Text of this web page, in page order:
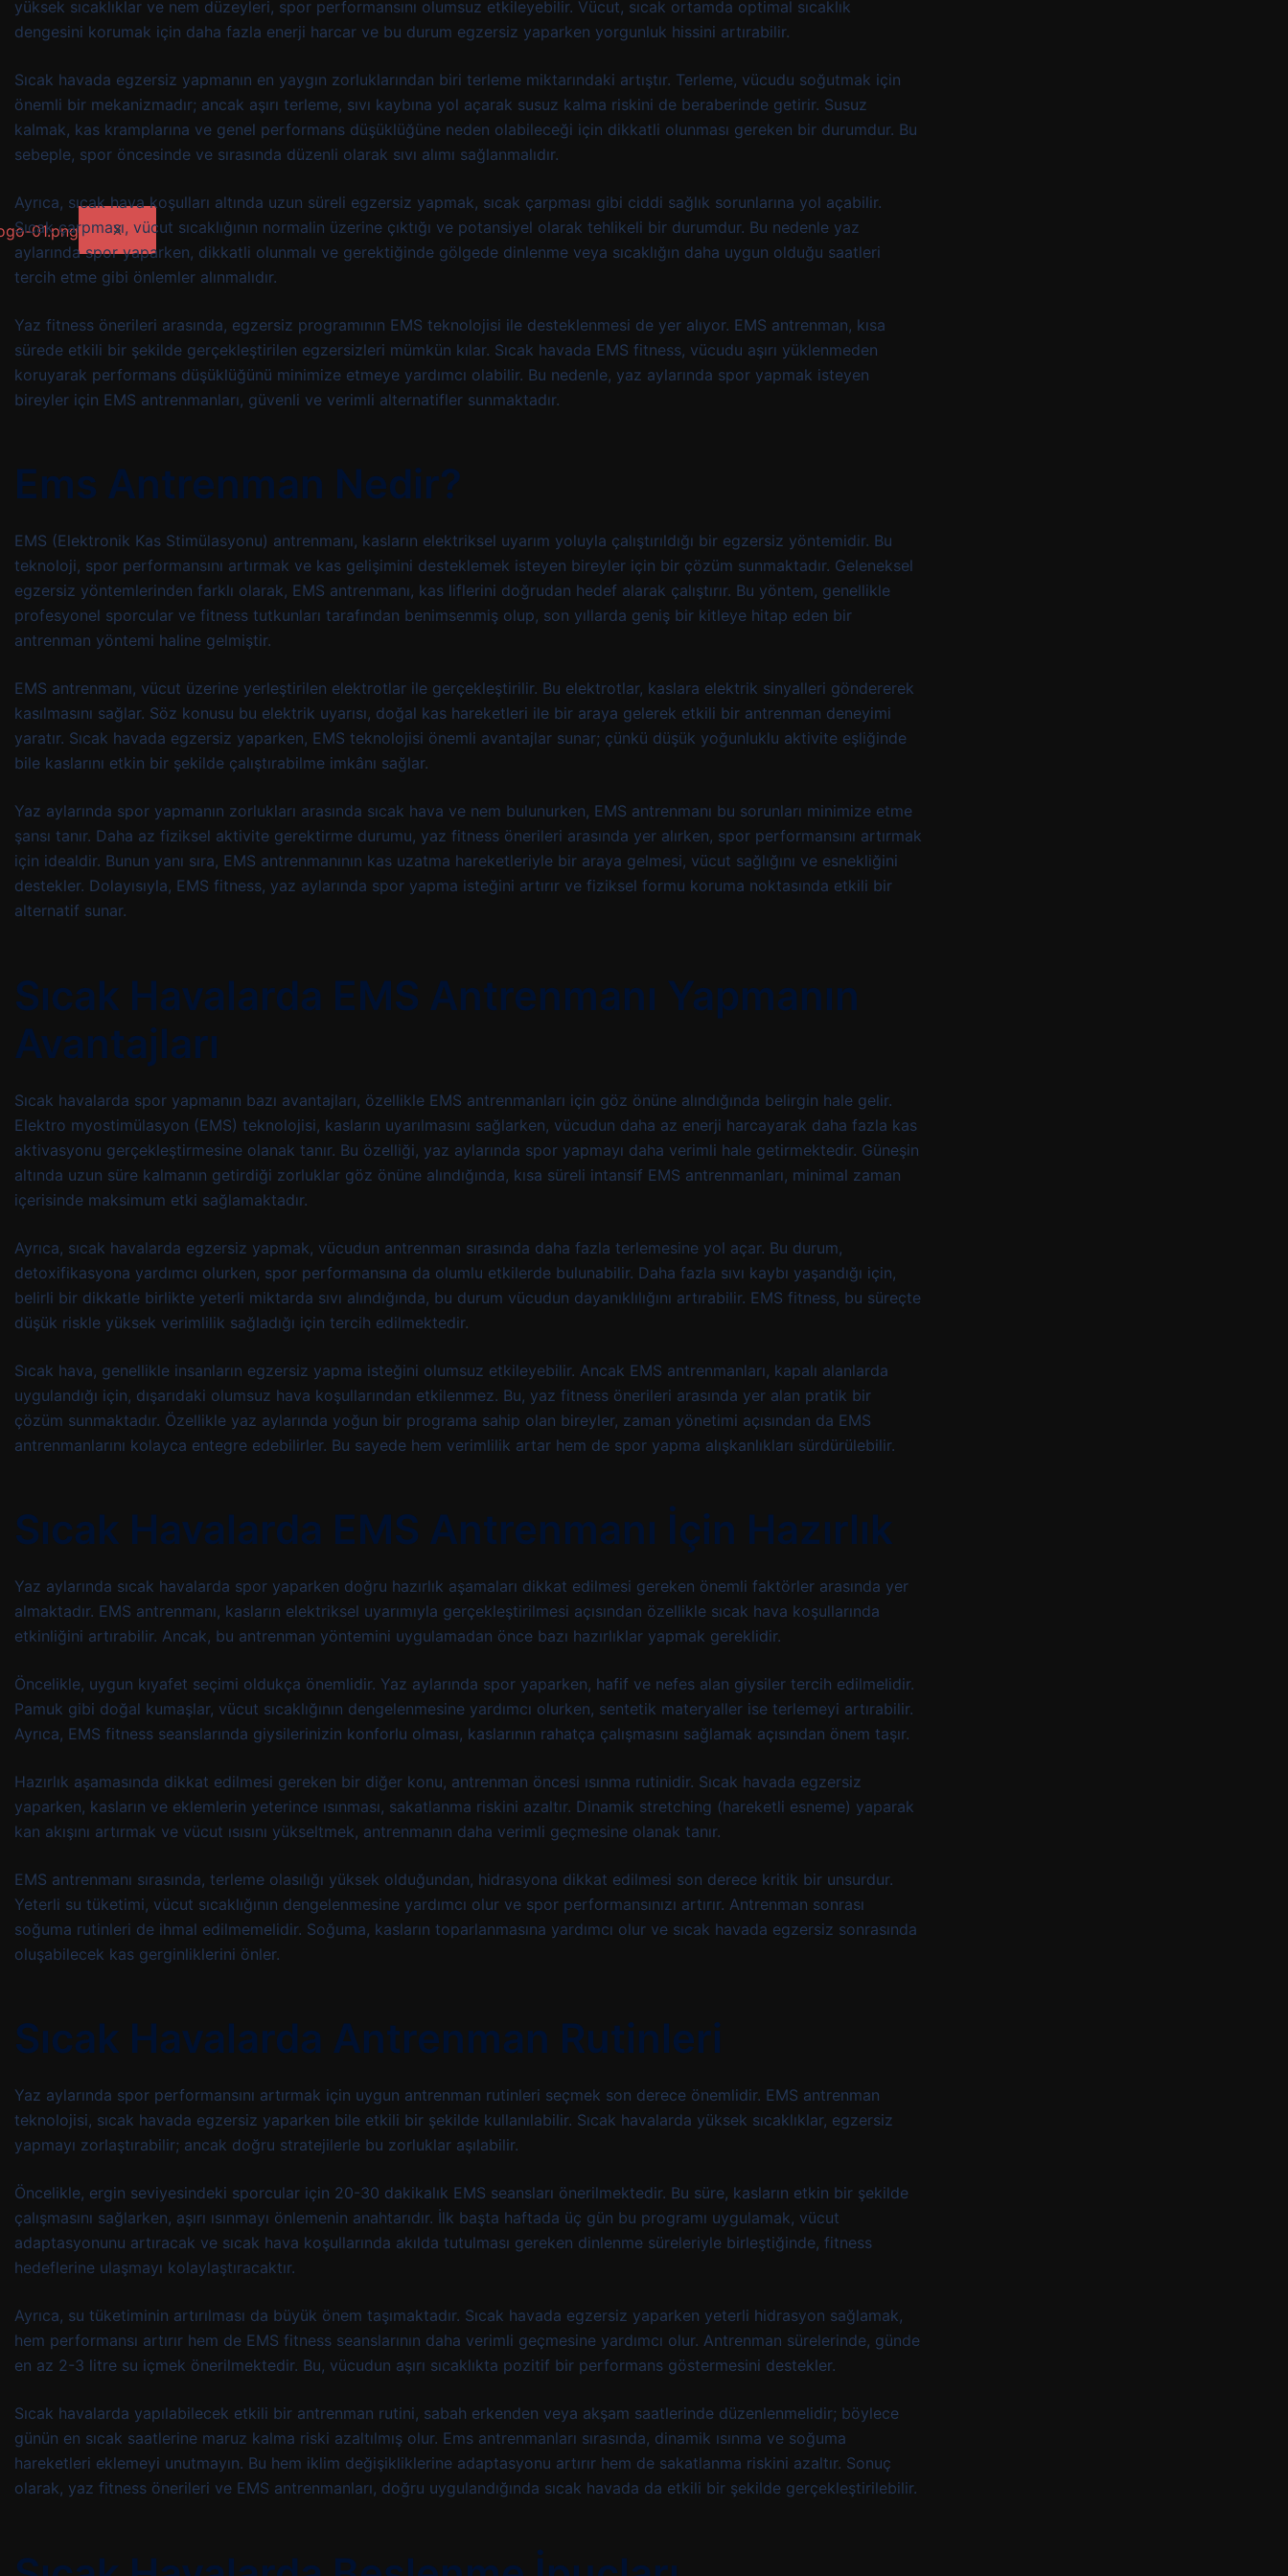
X
yüksek sıcaklıklar ve nem düzeyleri, spor performansını olumsuz etkileyebilir. Vücut, sıcak ortamda optimal sıcaklık
dengesini korumak için daha fazla enerji harcar ve bu durum egzersiz yaparken yorgunluk hissini artırabilir.
Sıcak havada egzersiz yapmanın en yaygın zorluklarından biri terleme miktarındaki artıştır. Terleme, vücudu soğutmak için
önemli bir mekanizmadır; ancak aşırı terleme, sıvı kaybına yol açarak susuz kalma riskini de beraberinde getirir. Susuz
kalmak, kas kramplarına ve genel performans düşüklüğüne neden olabileceği için dikkatli olunması gereken bir durumdur. Bu
sebeple, spor öncesinde ve sırasında düzenli olarak sıvı alımı sağlanmalıdır.
Ayrıca, sıcak hava koşulları altında uzun süreli egzersiz yapmak, sıcak çarpması gibi ciddi sağlık sorunlarına yol açabilir.
Sıcak çarpması, vücut sıcaklığının normalin üzerine çıktığı ve potansiyel olarak tehlikeli bir durumdur. Bu nedenle yaz
aylarında spor yaparken, dikkatli olunmalı ve gerektiğinde gölgede dinlenme veya sıcaklığın daha uygun olduğu saatleri
tercih etme gibi önlemler alınmalıdır.
Yaz fitness önerileri arasında, egzersiz programının EMS teknolojisi ile desteklenmesi de yer alıyor. EMS antrenman, kısa
sürede etkili bir şekilde gerçekleştirilen egzersizleri mümkün kılar. Sıcak havada EMS fitness, vücudu aşırı yüklenmeden
koruyarak performans düşüklüğünü minimize etmeye yardımcı olabilir. Bu nedenle, yaz aylarında spor yapmak isteyen
bireyler için EMS antrenmanları, güvenli ve verimli alternatifler sunmaktadır.
Ems Antrenman Nedir?
EMS (Elektronik Kas Stimülasyonu) antrenmanı, kasların elektriksel uyarım yoluyla çalıştırıldığı bir egzersiz yöntemidir. Bu
teknoloji, spor performansını artırmak ve kas gelişimini desteklemek isteyen bireyler için bir çözüm sunmaktadır. Geleneksel
egzersiz yöntemlerinden farklı olarak, EMS antrenmanı, kas liflerini doğrudan hedef alarak çalıştırır. Bu yöntem, genellikle
profesyonel sporcular ve fitness tutkunları tarafından benimsenmiş olup, son yıllarda geniş bir kitleye hitap eden bir
antrenman yöntemi haline gelmiştir.
EMS antrenmanı, vücut üzerine yerleştirilen elektrotlar ile gerçekleştirilir. Bu elektrotlar, kaslara elektrik sinyalleri göndererek
kasılmasını sağlar. Söz konusu bu elektrik uyarısı, doğal kas hareketleri ile bir araya gelerek etkili bir antrenman deneyimi
yaratır. Sıcak havada egzersiz yaparken, EMS teknolojisi önemli avantajlar sunar; çünkü düşük yoğunluklu aktivite eşliğinde
bile kaslarını etkin bir şekilde çalıştırabilme imkânı sağlar.
Yaz aylarında spor yapmanın zorlukları arasında sıcak hava ve nem bulunurken, EMS antrenmanı bu sorunları minimize etme
şansı tanır. Daha az fiziksel aktivite gerektirme durumu, yaz fitness önerileri arasında yer alırken, spor performansını artırmak
için idealdir. Bunun yanı sıra, EMS antrenmanının kas uzatma hareketleriyle bir araya gelmesi, vücut sağlığını ve esnekliğini
destekler. Dolayısıyla, EMS fitness, yaz aylarında spor yapma isteğini artırır ve fiziksel formu koruma noktasında etkili bir
alternatif sunar.
Sıcak Havalarda EMS Antrenmanı Yapmanın
Avantajları
Sıcak havalarda spor yapmanın bazı avantajları, özellikle EMS antrenmanları için göz önüne alındığında belirgin hale gelir.
Elektro myostimülasyon (EMS) teknolojisi, kasların uyarılmasını sağlarken, vücudun daha az enerji harcayarak daha fazla kas
aktivasyonu gerçekleştirmesine olanak tanır. Bu özelliği, yaz aylarında spor yapmayı daha verimli hale getirmektedir. Güneşin
altında uzun süre kalmanın getirdiği zorluklar göz önüne alındığında, kısa süreli intansif EMS antrenmanları, minimal zaman
içerisinde maksimum etki sağlamaktadır.
Ayrıca, sıcak havalarda egzersiz yapmak, vücudun antrenman sırasında daha fazla terlemesine yol açar. Bu durum,
detoxifikasyona yardımcı olurken, spor performansına da olumlu etkilerde bulunabilir. Daha fazla sıvı kaybı yaşandığı için,
belirli bir dikkatle birlikte yeterli miktarda sıvı alındığında, bu durum vücudun dayanıklılığını artırabilir. EMS fitness, bu süreçte
düşük riskle yüksek verimlilik sağladığı için tercih edilmektedir.
Sıcak hava, genellikle insanların egzersiz yapma isteğini olumsuz etkileyebilir. Ancak EMS antrenmanları, kapalı alanlarda
uygulandığı için, dışarıdaki olumsuz hava koşullarından etkilenmez. Bu, yaz fitness önerileri arasında yer alan pratik bir
çözüm sunmaktadır. Özellikle yaz aylarında yoğun bir programa sahip olan bireyler, zaman yönetimi açısından da EMS
antrenmanlarını kolayca entegre edebilirler. Bu sayede hem verimlilik artar hem de spor yapma alışkanlıkları sürdürülebilir.
Sıcak Havalarda EMS Antrenmanı İçin Hazırlık
Yaz aylarında sıcak havalarda spor yaparken doğru hazırlık aşamaları dikkat edilmesi gereken önemli faktörler arasında yer
almaktadır. EMS antrenmanı, kasların elektriksel uyarımıyla gerçekleştirilmesi açısından özellikle sıcak hava koşullarında
etkinliğini artırabilir. Ancak, bu antrenman yöntemini uygulamadan önce bazı hazırlıklar yapmak gereklidir.
Öncelikle, uygun kıyafet seçimi oldukça önemlidir. Yaz aylarında spor yaparken, hafif ve nefes alan giysiler tercih edilmelidir.
Pamuk gibi doğal kumaşlar, vücut sıcaklığının dengelenmesine yardımcı olurken, sentetik materyaller ise terlemeyi artırabilir.
Ayrıca, EMS fitness seanslarında giysilerinizin konforlu olması, kaslarının rahatça çalışmasını sağlamak açısından önem taşır.
Hazırlık aşamasında dikkat edilmesi gereken bir diğer konu, antrenman öncesi ısınma rutinidir. Sıcak havada egzersiz
yaparken, kasların ve eklemlerin yeterince ısınması, sakatlanma riskini azaltır. Dinamik stretching (hareketli esneme) yaparak
kan akışını artırmak ve vücut ısısını yükseltmek, antrenmanın daha verimli geçmesine olanak tanır.
EMS antrenmanı sırasında, terleme olasılığı yüksek olduğundan, hidrasyona dikkat edilmesi son derece kritik bir unsurdur.
Yeterli su tüketimi, vücut sıcaklığının dengelenmesine yardımcı olur ve spor performansınızı artırır. Antrenman sonrası
soğuma rutinleri de ihmal edilmemelidir. Soğuma, kasların toparlanmasına yardımcı olur ve sıcak havada egzersiz sonrasında
oluşabilecek kas gerginliklerini önler.
Sıcak Havalarda Antrenman Rutinleri
Yaz aylarında spor performansını artırmak için uygun antrenman rutinleri seçmek son derece önemlidir. EMS antrenman
teknolojisi, sıcak havada egzersiz yaparken bile etkili bir şekilde kullanılabilir. Sıcak havalarda yüksek sıcaklıklar, egzersiz
yapmayı zorlaştırabilir; ancak doğru stratejilerle bu zorluklar aşılabilir.
Öncelikle, ergin seviyesindeki sporcular için 20-30 dakikalık EMS seansları önerilmektedir. Bu süre, kasların etkin bir şekilde
çalışmasını sağlarken, aşırı ısınmayı önlemenin anahtarıdır. İlk başta haftada üç gün bu programı uygulamak, vücut
adaptasyonunu artıracak ve sıcak hava koşullarında akılda tutulması gereken dinlenme süreleriyle birleştiğinde, fitness
hedeflerine ulaşmayı kolaylaştıracaktır.
Ayrıca, su tüketiminin artırılması da büyük önem taşımaktadır. Sıcak havada egzersiz yaparken yeterli hidrasyon sağlamak,
hem performansı artırır hem de EMS fitness seanslarının daha verimli geçmesine yardımcı olur. Antrenman sürelerinde, günde
en az 2-3 litre su içmek önerilmektedir. Bu, vücudun aşırı sıcaklıkta pozitif bir performans göstermesini destekler.
Sıcak havalarda yapılabilecek etkili bir antrenman rutini, sabah erkenden veya akşam saatlerinde düzenlenmelidir; böylece
günün en sıcak saatlerine maruz kalma riski azaltılmış olur. Ems antrenmanları sırasında, dinamik ısınma ve soğuma
hareketleri eklemeyi unutmayın. Bu hem iklim değişikliklerine adaptasyonu artırır hem de sakatlanma riskini azaltır. Sonuç
olarak, yaz fitness önerileri ve EMS antrenmanları, doğru uygulandığında sıcak havada da etkili bir şekilde gerçekleştirilebilir.